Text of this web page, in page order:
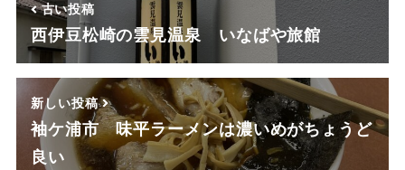
古い投稿
西伊豆松崎の雲見温泉 いなばや旅館
新しい投稿
袖ケ浦市 味平ラーメンは濃いめがちょうど
良い